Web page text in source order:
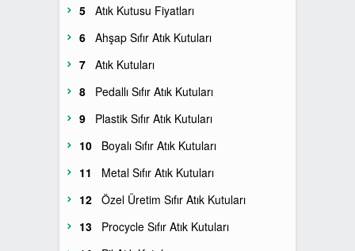
BOYALI GERİ DÖNÜŞÜM
METAL GERİ DÖNÜŞÜM
PLASTİK GERİ DÖNÜŞÜM
KUTULARI
DÖRTLÜ SIFIR ATIK KUTULARI
DÖNER KAPAK SIFIR ATIK
KUTULARI
AHŞAP SIFIR ATIK KUTULARI
PEDALLI SIFIR ATIK KUTULARI
İLETİŞİM
5 Atık Kutusu Fiyatları
6 Ahşap Sıfır Atık Kutuları
7 Atık Kutuları
8
Pedallı Sıfır Atık Kutuları
9
Plastik Sıfır Atık Kutuları
10
Boyalı Sıfır Atık Kutuları
11
Metal Sıfır Atık Kutuları
12 Özel Üretim Sıfır Atık Kutuları
13
Procycle Sıfır Atık Kutuları